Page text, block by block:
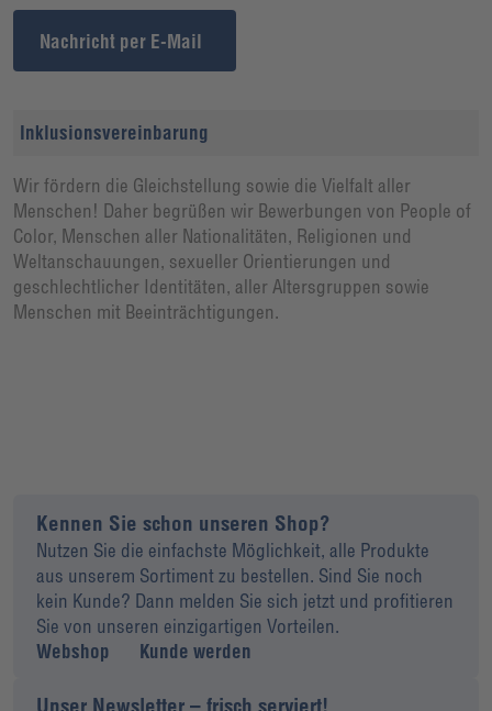
Nachricht per E-Mail
Inklusionsvereinbarung
Wir fördern die Gleichstellung sowie die Vielfalt aller
Menschen! Daher begrüßen wir Bewerbungen von People of
Color, Menschen aller Nationalitäten, Religionen und
Weltanschauungen, sexueller Orientierungen und
geschlechtlicher Identitäten, aller Altersgruppen sowie
Menschen mit Beeinträchtigungen.
Kennen Sie schon unseren Shop?
Nutzen Sie die einfachste Möglichkeit, alle Produkte
aus unserem Sortiment zu bestellen. Sind Sie noch
kein Kunde? Dann melden Sie sich jetzt und profitieren
Sie von unseren einzigartigen Vorteilen.
Webshop
Kunde werden